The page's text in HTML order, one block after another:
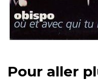
Pour aller